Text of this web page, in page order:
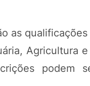
as
Agricultura
podem